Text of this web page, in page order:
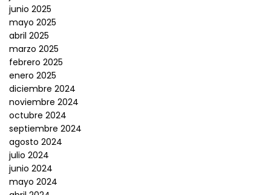
junio 2025
mayo 2025
abril 2025
marzo 2025
febrero 2025
enero 2025
diciembre 2024
noviembre 2024
octubre 2024
septiembre 2024
agosto 2024
julio 2024
junio 2024
mayo 2024